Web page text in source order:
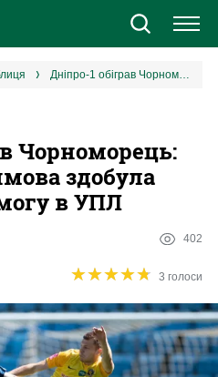
ліга
Дніпро-1 обіграв Чорноморець: команда Максимова здобула ювілейну перемогу в УПЛ
Чорноморець:
здобула
в УПЛ
402
★★★★★
★★★★★ 3 голоси